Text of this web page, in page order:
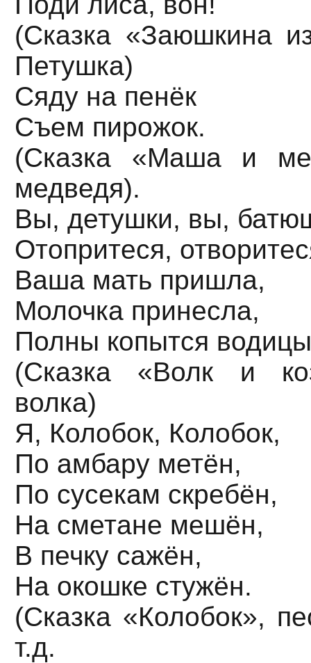
(Сказка «Заюшкина
Петушка)
Сяду на пенёк
Съем пирожок.
(Сказка «Маша и
медведя).
Вы, детушки, вы,
Отопритеся,
Ваша мать пришла,
Молочка принесла,
Полны копытся
(Сказка «Волк и
волка)
Я, Колобок, Колобок,
По амбару метён,
По сусекам скребён,
На сметане мешён,
В печку сажён,
На окошке стужён.
(Сказка «Колобок»,
т.д.